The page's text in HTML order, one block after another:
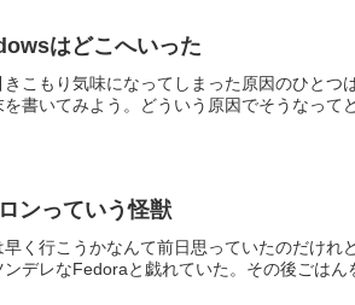
はどこへいった
きこもり気味になってしまった原因のひと
を書いてみよう。どういう原因でそうなって
ンっていう怪獣
早く行こうかなんて前日思っていたのだけれ
ンデレなFedoraと戯れていた。その後ごは